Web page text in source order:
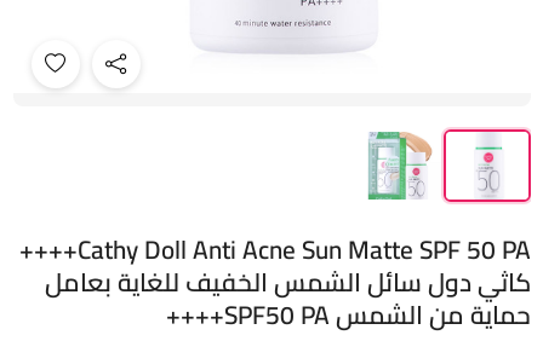
Cathy Doll Anti Acne Sun Matte SPF 50 PA++++
كاثي دول سائل الشمس الخفيف للغاية بعامل
حماية من الشمس SPF50 PA++++